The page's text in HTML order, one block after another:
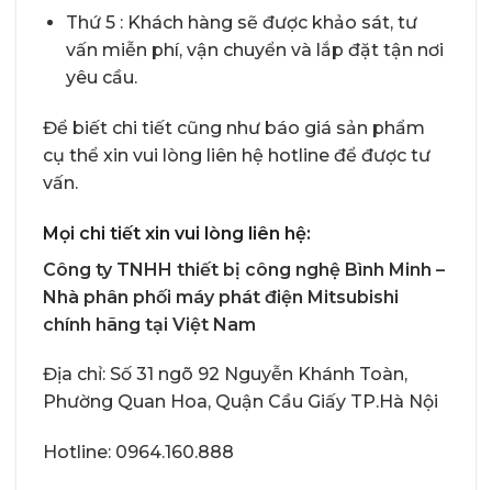
Thứ 5 : Khách hàng sẽ được khảo sát, tư
vấn miễn phí, vận chuyển và lắp đặt tận nơi
yêu cầu.
Để biết chi tiết cũng như báo giá sản phẩm
cụ thể xin vui lòng liên hệ hotline để được tư
vấn.
Mọi chi tiết xin vui lòng liên hệ:
Công ty TNHH thiết bị công nghệ Bình Minh –
Nhà phân phối máy phát điện Mitsubishi
chính hãng tại Việt Nam
Địa chỉ: Số 31 ngõ 92 Nguyễn Khánh Toàn,
Phường Quan Hoa, Quận Cầu Giấy TP.Hà Nội
Hotline: 0964.160.888